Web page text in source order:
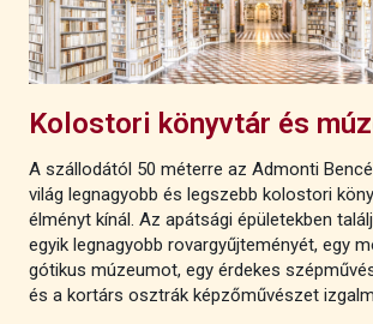
Kolostori könyvtár és
A szállodától 50 méterre az Admonti
világ legnagyobb és legszebb kolostori
élményt kínál. Az apátsági épületekben
egyik legnagyobb rovargyűjteményét, egy
gótikus múzeumot, egy érdekes
és a kortárs osztrák képzőművészet